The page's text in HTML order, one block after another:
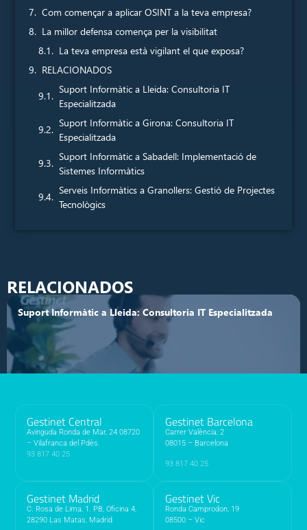
Com començar a aplicar OSINT a la teva empresa?
La millor defensa comença per la visibilitat
La teva empresa està vigilant el que exposa?
RELACIONADOS
Suport Informàtic a Lleida: Consultoria IT
Especialitzada
Suport Informàtic a Girona: Consultoria IT
Especialitzada
Suport Informàtic a Sabadell: Implementació de
Sistemes Informàtics
Serveis Informàtics a Granollers: Gestió de Projectes
Tecnològics
RELACIONADOS
Suport Informàtic a Lleida: Consultoria IT Especialitzada
Suport Informàtic a Girona: Consultoria IT Especialitzada
Gestinet Central
Avinguda Ronda de Mar, 24 08720
– Vilafranca del Pdès.
93 817 40 25
Gestinet Barcelona
Carrer València, 2
08015 – Barcelona
93 817 40 25
Gestinet Madrid
C. Rosa de Lima, 1. PB, Oficina 4,
28290 Las Matas, Madrid
Gestinet Vic
Ronda Camprodon, 19
08500 – Vic